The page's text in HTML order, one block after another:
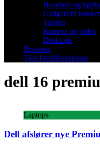
Headsets og
Gadgets til
Tablets
Kamera og video
Desktops
Business
Tjek bredbåndspriser
dell 16
Laptops
Dell afslører nye